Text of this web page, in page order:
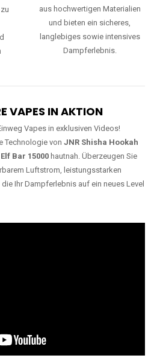
aus hochwertigen Materialien
und bieten ein sicheres,
langlebiges sowie intensives
Dampferlebnis.
VAPES IN AKTION
Vapes in exklusiven Videos!
Technologie von JNR Shisha Hookah
Elf Bar 15000 hautnah. Überzeugen Sie
Luftstrom, leistungsstarken
Ihr Dampferlebnis auf ein neues Level